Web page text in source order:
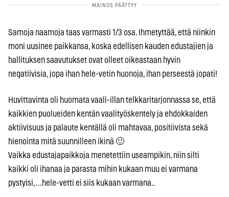
Samoja naamoja taas varmasti 1/3 osa. Ihmetyttää, että niinkin
moni uusinee paikkansa, koska edellisen kauden edustajien ja
hallituksen saavutukset ovat olleet oikeastaan hyvin
negatiivisia, jopa ihan hele-vetin huonoja, ihan perseestä jopati!
Huvittavinta oli huomata vaali-illan telkkaritarjonnassa se, että
kaikkien puolueiden kentän vaalityöskentely ja ehdokkaiden
aktiivisuus ja palaute kentällä oli mahtavaa, positiivista sekä
hienointa mitä suunnilleen ikinä 🙂
Vaikka edustajapaikkoja menetettiin useampikin, niin silti
kaikki oli ihanaa ja parasta mihin kukaan muu ei varmana
pystyisi,…hele-vetti ei siis kukaan varmana..